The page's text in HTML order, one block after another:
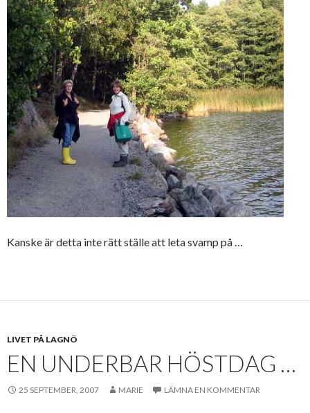
Kanske är detta inte rätt ställe att leta svamp på …
LIVET PÅ LAGNÖ
EN UNDERBAR HÖSTDAG …
25 SEPTEMBER, 2007 MARIE LÄMNA EN KOMMENTAR